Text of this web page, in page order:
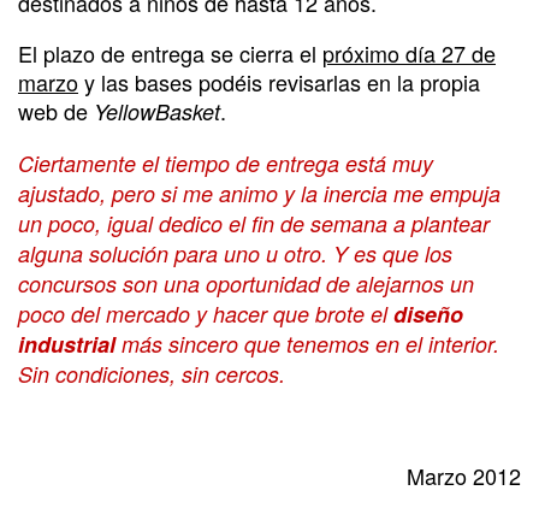
El plazo de entrega se cierra el próximo día 27 de
marzoy las bases podéis revisarlas en la propia
web de YellowBasket.
Ciertamente el tiempo de entrega está muy
ajustado, pero si me animo y la inercia me empuja
un poco, igual dedico el fin de semana a plantear
alguna solución para uno u otro. Y es que los
concursos son una oportunidad de alejarnos un
poco del mercado y hacer que brote eldiseño
industrialmás sincero que tenemos en el interior.
Sin condiciones, sin cercos.
Marzo 2012